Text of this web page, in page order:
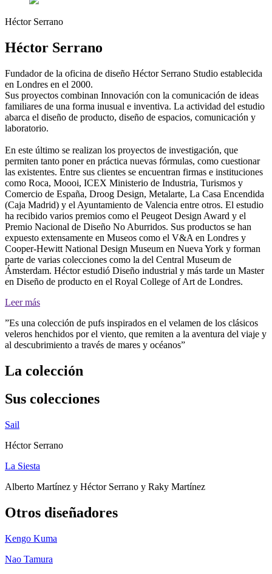
Héctor Serrano
Héctor Serrano
Fundador de la oficina de diseño Héctor Serrano Studio establecida
en Londres en el 2000.
Sus proyectos combinan Innovación con la comunicación de ideas
familiares de una forma inusual e inventiva. La actividad del estudio
abarca el diseño de producto, diseño de espacios, comunicación y
laboratorio.
En este último se realizan los proyectos de investigación, que
permiten tanto poner en práctica nuevas fórmulas, como cuestionar
las existentes. Entre sus clientes se encuentran firmas e instituciones
como Roca, Moooi, ICEX Ministerio de Industria, Turismos y
Comercio de España, Droog Design, Metalarte, La Casa Encendida
(Caja Madrid) y el Ayuntamiento de Valencia entre otros. El estudio
ha recibido varios premios como el Peugeot Design Award y el
Premio Nacional de Diseño No Aburridos. Sus productos se han
expuesto extensamente en Museos como el V&A en Londres y
Cooper-Hewitt National Design Museum en Nueva York y forman
parte de varias colecciones como la del Central Museum de
Ámsterdam. Héctor estudió Diseño industrial y más tarde un Master
en Diseño de producto en el Royal College of Art de Londres.
Leer más
”Es una colección de pufs inspirados en el velamen de los clásicos
veleros henchidos por el viento, que remiten a la aventura del viaje y
al descubrimiento a través de mares y océanos”
La colección
Sus colecciones
Sail
Héctor Serrano
La Siesta
Alberto Martínez y Héctor Serrano y Raky Martínez
Otros diseñadores
Kengo Kuma
Nao Tamura